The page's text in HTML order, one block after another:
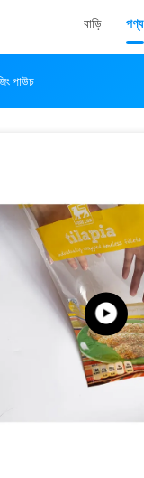
বাড়ি পণ্য
পাউচ